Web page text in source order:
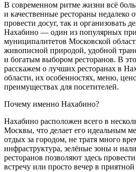
В современном ритме жизни всё
и качественные рестораны недалеко
провести досуг, так и организовать
Нахабино — один из популярных
муниципалитетов Московской
живописной природой, удобной
и богатым выбором ресторанов. В
расскажем о лучших ресторанах в
области, их особенностях, меню,
преимуществах для посетителей.
Почему именно Нахабино?
Нахабино расположен всего в
Москвы, что делает его идеальным
отдых за городом, не тратя много
инфраструктура, зелёные зоны и
ресторанов позволяют здесь
встречу или просто вечер в